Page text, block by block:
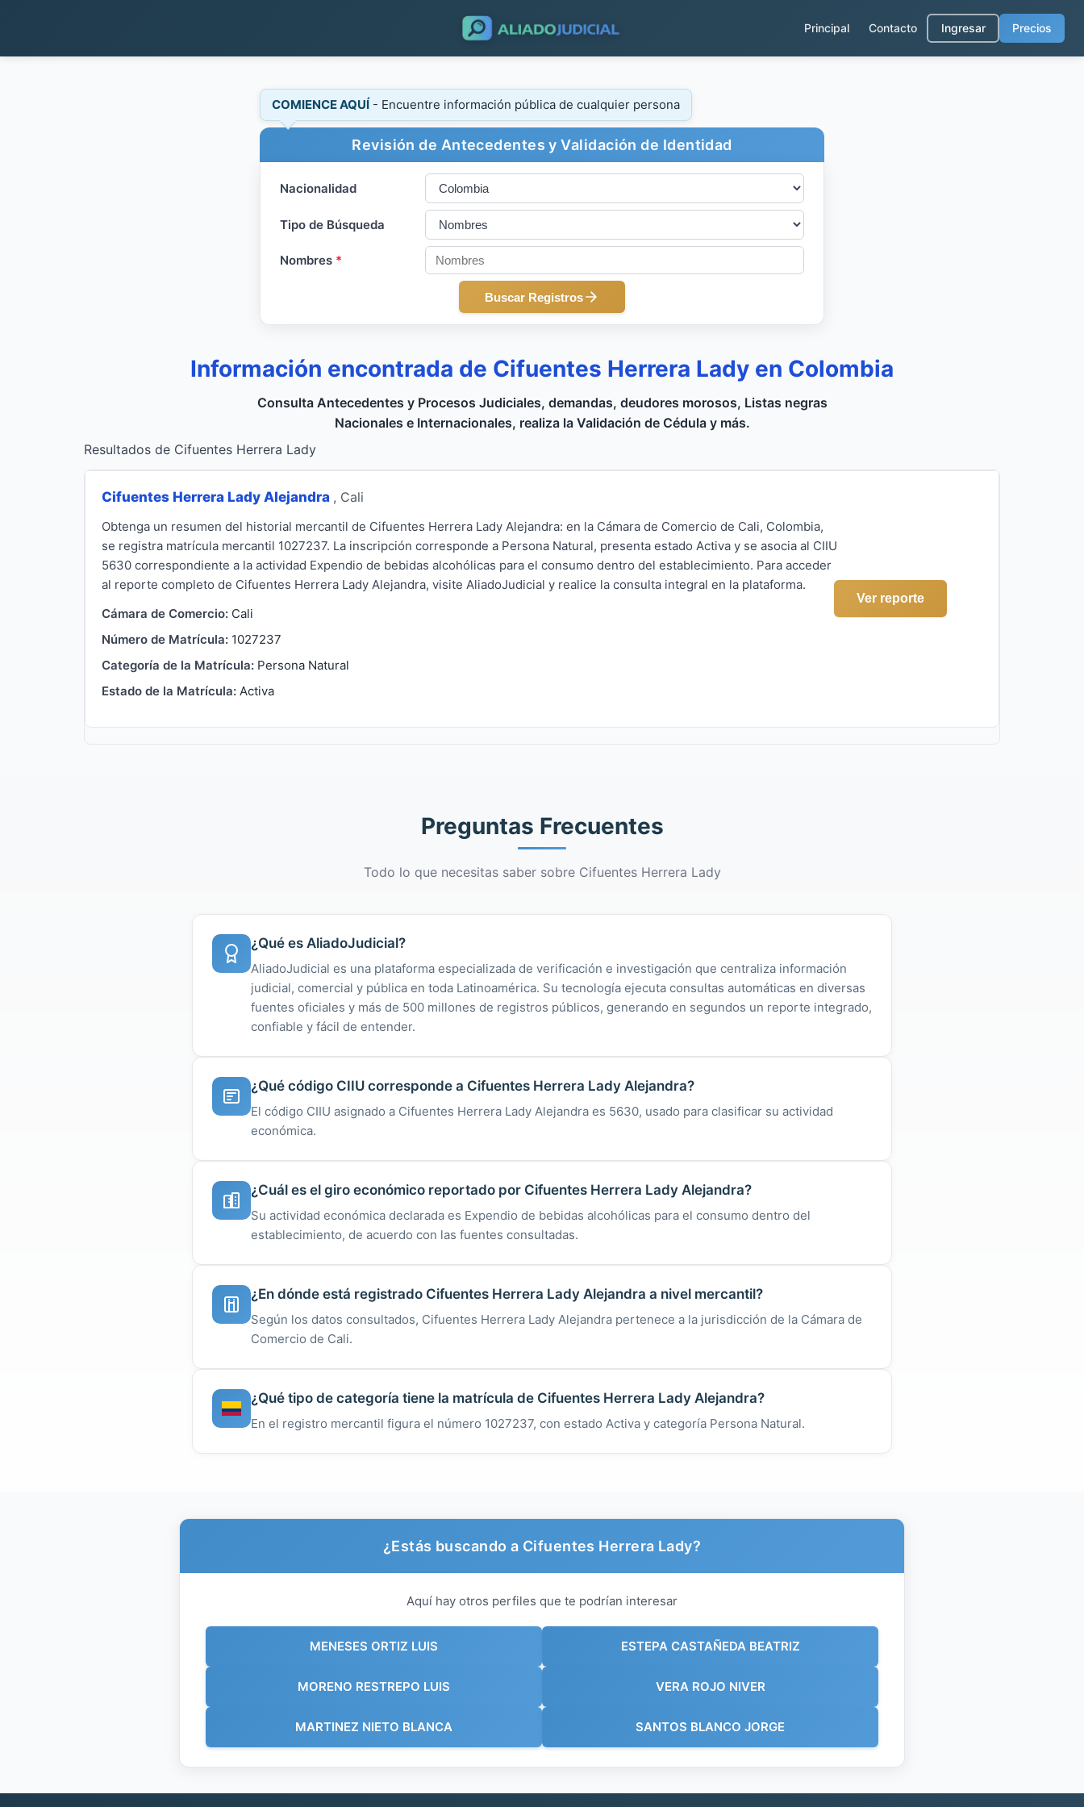
Principal Contacto Ingresar Precios
COMIENCE AQUÍ - Encuentre información pública de cualquier persona
Revisión de Antecedentes y Validación de Identidad
Nacionalidad
Tipo de Búsqueda
Nombres *
Buscar Registros
Información encontrada de Cifuentes Herrera Lady en Colombia
Consulta Antecedentes y Procesos Judiciales, demandas, deudores morosos, Listas negras
Nacionales e Internacionales, realiza la Validación de Cédula y más.
Resultados de Cifuentes Herrera Lady
Cifuentes Herrera Lady Alejandra , Cali
Obtenga un resumen del historial mercantil de Cifuentes Herrera Lady Alejandra: en la Cámara de Comercio de Cali, Colombia,
se registra matrícula mercantil 1027237. La inscripción corresponde a Persona Natural, presenta estado Activa y se asocia al CIIU
5630 correspondiente a la actividad Expendio de bebidas alcohólicas para el consumo dentro del establecimiento. Para acceder
al reporte completo de Cifuentes Herrera Lady Alejandra, visite AliadoJudicial y realice la consulta integral en la plataforma.
Cámara de Comercio: Cali
Número de Matrícula: 1027237
Categoría de la Matrícula: Persona Natural
Estado de la Matrícula: Activa
Ver reporte
Preguntas Frecuentes
Todo lo que necesitas saber sobre Cifuentes Herrera Lady
¿Qué es AliadoJudicial?
AliadoJudicial es una plataforma especializada de verificación e investigación que centraliza información
judicial, comercial y pública en toda Latinoamérica. Su tecnología ejecuta consultas automáticas en diversas
fuentes oficiales y más de 500 millones de registros públicos, generando en segundos un reporte integrado,
confiable y fácil de entender.
¿Qué código CIIU corresponde a Cifuentes Herrera Lady Alejandra?
El código CIIU asignado a Cifuentes Herrera Lady Alejandra es 5630, usado para clasificar su actividad
económica.
¿Cuál es el giro económico reportado por Cifuentes Herrera Lady Alejandra?
Su actividad económica declarada es Expendio de bebidas alcohólicas para el consumo dentro del
establecimiento, de acuerdo con las fuentes consultadas.
¿En dónde está registrado Cifuentes Herrera Lady Alejandra a nivel mercantil?
Según los datos consultados, Cifuentes Herrera Lady Alejandra pertenece a la jurisdicción de la Cámara de
Comercio de Cali.
¿Qué tipo de categoría tiene la matrícula de Cifuentes Herrera Lady Alejandra?
En el registro mercantil figura el número 1027237, con estado Activa y categoría Persona Natural.
¿Estás buscando a Cifuentes Herrera Lady?
Aquí hay otros perfiles que te podrían interesar
MENESES ORTIZ LUIS
MORENO RESTREPO LUIS
MARTINEZ NIETO BLANCA
ESTEPA CASTAÑEDA BEATRIZ
VERA ROJO NIVER
SANTOS BLANCO JORGE